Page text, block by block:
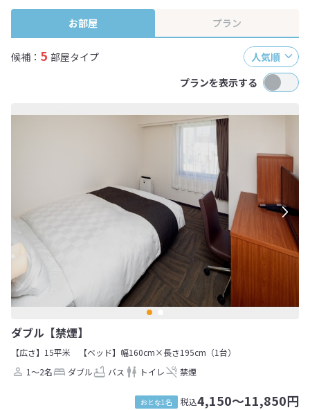
終確認画面でご確認ください。
お部屋 プラン
候補： 5 部屋タイプ
人気順
プランを表示する
ダブル【禁煙】
【広さ】15平米
【ベッド】幅160cm×長さ195cm（1台）
1～2名
ダブル バス トイレ 禁煙
おとな1名 税込4,150～11,850円